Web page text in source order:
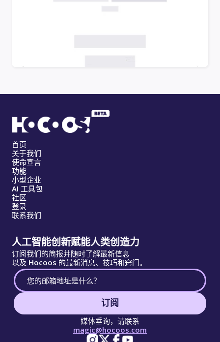
首页
关于我们
使命宣言
功能
小型企业
AI 工具包
社区
登录
联系我们
人工智能创新赋能人类创造力
订阅我们的简报并随时了解最新信息
以及 Hocoos 的最新消息、技巧和窍门。
订阅
媒体垂询，请联系
magic@hocoos.com